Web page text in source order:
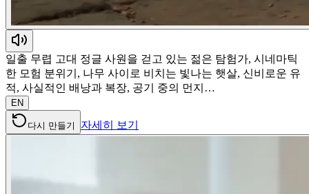
일출 무렵 고대 정글 사원을 걷고 있는 젊은 탐험가, 시네마틱
한 모험 분위기, 나무 사이로 비치는 빛나는 햇살, 신비로운 유
적, 사실적인 배낭과 복장, 공기 중의 먼지…
EN
다시 만들기 자세히 보기